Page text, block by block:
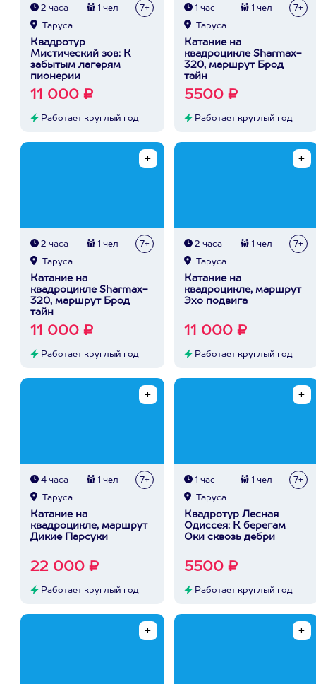
2 часа 1 чел 7+
Таруса
Квадротур
Мистический зов: К
забытым лагерям
пионерии
11 000 ₽
Работает круглый год
1 час 1 чел 7+
Таруса
Катание на
квадроцикле Sharmax-
320, маршрут Брод
тайн
5500 ₽
Работает круглый год
2 часа 1 чел 7+
Таруса
Катание на
квадроцикле Sharmax-
320, маршрут Брод
тайн
11 000 ₽
Работает круглый год
2 часа 1 чел 7+
Таруса
Катание на
квадроцикле, маршрут
Эхо подвига
11 000 ₽
Работает круглый год
4 часа 1 чел 7+
Таруса
Катание на
квадроцикле, маршрут
Дикие Парсуки
22 000 ₽
Работает круглый год
1 час 1 чел 7+
Таруса
Квадротур Лесная
Одиссея: К берегам
Оки сквозь дебри
5500 ₽
Работает круглый год